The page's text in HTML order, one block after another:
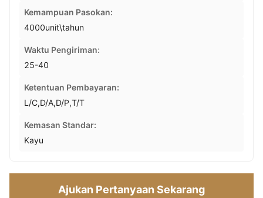
Kemampuan Pasokan:
4000unit\tahun
Waktu Pengiriman:
25-40
Ketentuan Pembayaran:
L/C,D/A,D/P,T/T
Kemasan Standar:
Kayu
Ajukan Pertanyaan Sekarang